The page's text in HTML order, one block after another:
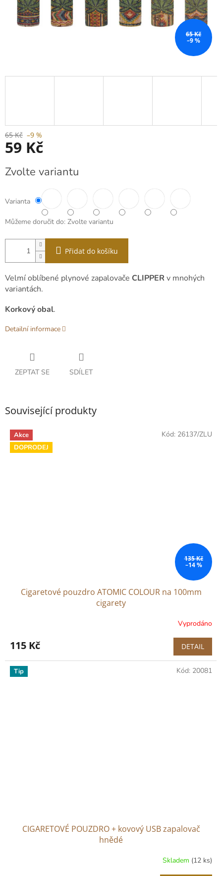
65 Kč
–9 %
65 Kč –9 %
59 Kč
cena:
Zvolte variantu
Varianta
Můžeme doručit do: Zvolte variantu
Přidat do košíku
Velmí oblíbené plynové zapalovače CLIPPER v mnohých
variantách.
Korkový obal.
Detailní informace
ZEPTAT SE SDÍLET
Související produkty
Akce
DOPRODEJ
135 Kč
–14 %
Cigaretové pouzdro ATOMIC COLOUR na 100mm
cigarety
Vyprodáno
115 Kč DETAIL
Kód: 26137/ZLU
Tip
CIGARETOVÉ POUZDRO + kovový USB zapalovač
hnědé
Skladem (12 ks)
Kód: 20081